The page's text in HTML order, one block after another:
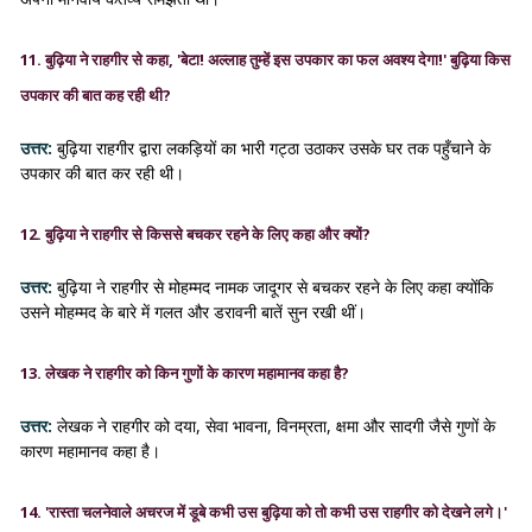
11.बुढ़िया ने राहगीर से कहा, 'बेटा! अल्लाह तुम्हें इस उपकार का फल अवश्य देगा!' बुढ़िया किस
उपकार की बात कह रही थी?
उत्तर: बुढ़िया राहगीर द्वारा लकड़ियों का भारी गट्ठा उठाकर उसके घर तक पहुँचाने के
उपकार की बात कर रही थी।
12.बुढ़िया ने राहगीर से किससे बचकर रहने के लिए कहा और क्यों?
उत्तर: बुढ़िया ने राहगीर से मोहम्मद नामक जादूगर से बचकर रहने के लिए कहा क्योंकि
उसने मोहम्मद के बारे में गलत और डरावनी बातें सुन रखी थीं।
13.लेखक ने राहगीर को किन गुणों के कारण महामानव कहा है?
उत्तर: लेखक ने राहगीर को दया, सेवा भावना, विनम्रता, क्षमा और सादगी जैसे गुणों के
कारण महामानव कहा है।
14. 'रास्ता चलनेवाले अचरज में डूबे कभी उस बुढ़िया को तो कभी उस राहगीर को देखने लगे।'